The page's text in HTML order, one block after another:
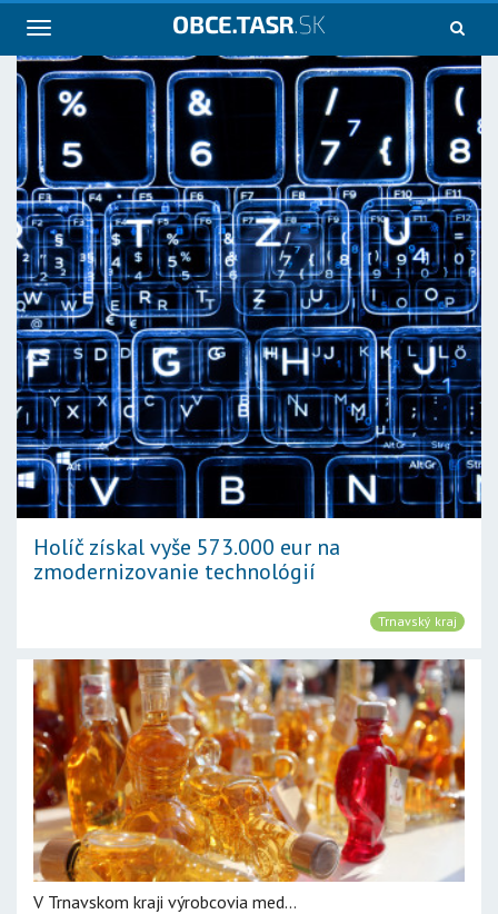
Navigácia
Holíč získal vyše 573.000 eur na
zmodernizovanie technológií
Trnavský kraj
V Trnavskom kraji výrobcovia med...